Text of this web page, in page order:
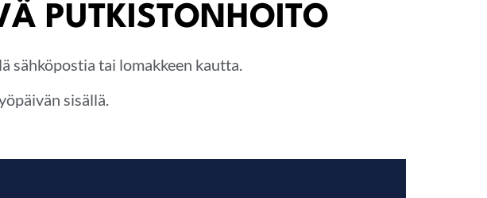
PUTKISTONHOITO
tai lomakkeen kautta.
sisällä.